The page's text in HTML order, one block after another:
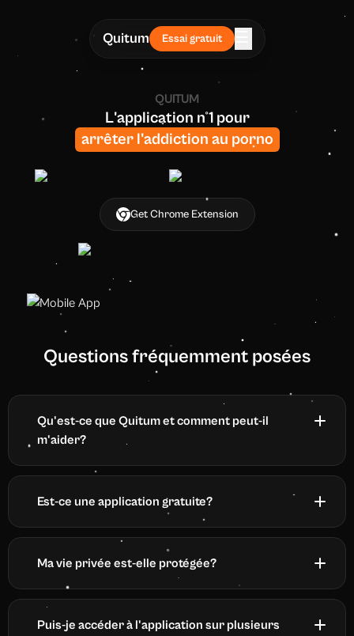
Quitum Essai gratuit ☰
QUITUM
L'application n°1pour
arrêter l'addiction au porno
Get Chrome Extension
Questions fréquemment posées
Qu'est-ce que Quitum et comment peut-il
m'aider?
Est-ce une application gratuite?
Ma vie privée est-elle protégée?
Puis-je accéder à l'application sur plusieurs